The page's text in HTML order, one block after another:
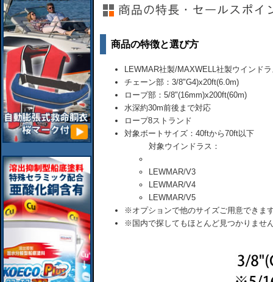
商品の特徴と選び方
LEWMAR社製/MAXWELL社製ウインド
チェーン部：3/8"G4)x20ft(6.0m)
ロープ部：5/8"(16mm)x200ft(60m)
水深約30m前後まで対応
ロープ8ストランド
対象ボートサイズ：40ftから70ft以下
対象ウインドラス：
LEWMAR/V3
LEWMAR/V4
LEWMAR/V5
※オプションで他のサイズご用意できま
※国内で探してもほとんど見つかりませ